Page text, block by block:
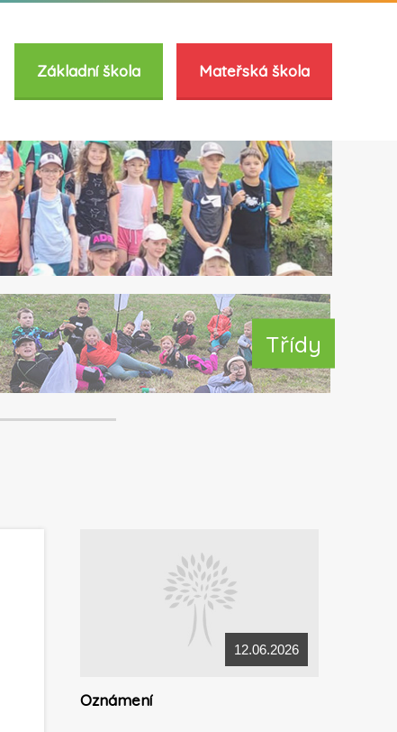
Základní škola Mateřská škola
Třídy
12.06.2026
Oznámení